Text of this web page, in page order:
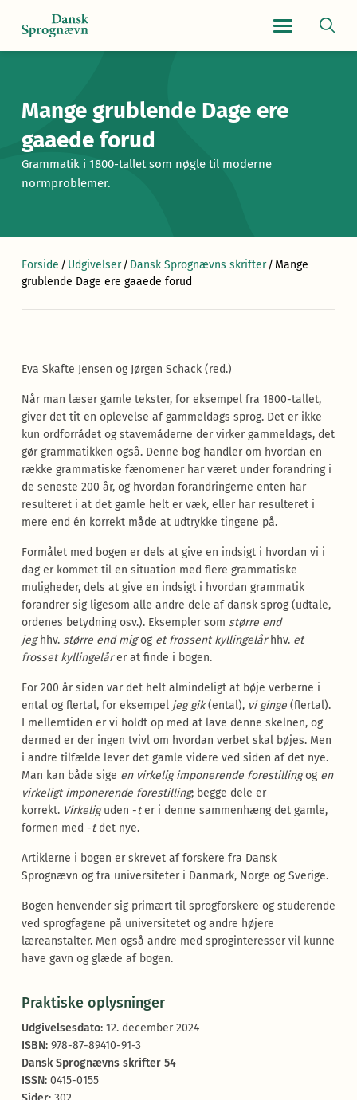
Mange grublende Dage ere
gaaede forud
Grammatik i 1800-tallet som nøgle til moderne
normproblemer.
Forside / Udgivelser/ Dansk Sprognævns skrifter/ Mange
grublende Dage ere gaaede forud
Eva Skafte Jensen og Jørgen Schack (red.)
Når man læser gamle tekster, for eksempel fra 1800-tallet,
giver det tit en oplevelse af gammel­dags sprog. Det er ikke
kun ordforrådet og stave­måderne der virker gammeldags, det
gør gramma­tikken også. Denne bog handler om hvordan en
række grammatiske fænomener har været under for­andring i
de seneste 200 år, og hvordan foran­dringerne enten har
resulteret i at det gamle helt er væk, eller har resulteret i
mere end én korrekt måde at udtrykke tingene på.
Formålet med bogen er dels at give en indsigt i hvor­­dan vi i
dag er kommet til en situation med flere grammatiske
muligheder, dels at give en ind­sigt i hvordan grammatik
forandrer sig ligesom alle andre dele af dansk sprog (udtale,
ordenes betyd­ning osv.). Eksempler som større end
jeghhv. stør­re end migog et frossent kyllingelårhhv. et
frosset kyllingelårer at finde i bogen.
For 200 år siden var det helt almindeligt at bøje ver­berne i
ental og flertal, for eksempel jeg gik(ental), vi ginge(flertal).
I mellemtiden er vi holdt op med at lave denne skelnen, og
dermed er der ingen tvivl om hvordan verbet skal bøjes. Men
i andre tilfælde lever det gamle videre ved siden af det nye.
Man kan både sige en virkelig imponeren­de forestillingog en
virkeligt imponerende forestil­ling; begge dele er
korrekt. Virkeliguden -ter i denne sammenhæng det gamle,
formen med -tdet nye.
Artiklerne i bogen er skrevet af forskere fra Dansk
Sprognævn og fra universiteter i Danmark, Norge og Sverige.
Bogen henvender sig primært til sprog­forskere og studerende
ved sprogfagene på universitetet og andre højere
læreanstalter. Men også andre med sprog­interesser vil kunne
have gavn og glæde af bogen.
Praktiske oplysninger
Udgivelsesdato: 12. december 2024
ISBN: 978-87-89410-91-3
Dansk Sprognævns skrifter 54
ISSN: 0415-0155